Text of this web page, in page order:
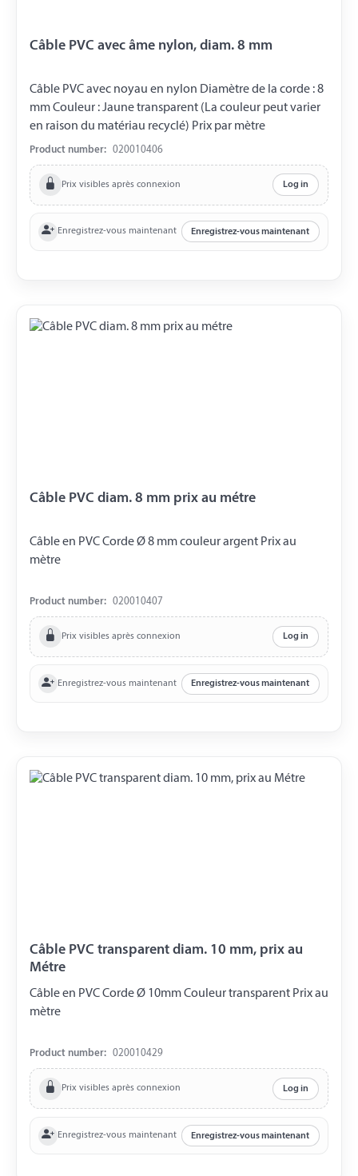
Câble PVC avec âme nylon, diam. 8 mm
Câble PVC avec noyau en nylon Diamètre de la corde : 8
mm Couleur : Jaune transparent (La couleur peut varier
en raison du matériau recyclé) Prix par mètre
Product number: 020010406
Prix visibles après connexion Log in
Enregistrez-vous maintenant Enregistrez-vous maintenant
Câble PVC diam. 8 mm prix au métre
Câble en PVC Corde Ø 8 mm couleur argent Prix ​​au
mètre
Product number: 020010407
Prix visibles après connexion Log in
Enregistrez-vous maintenant Enregistrez-vous maintenant
Câble PVC transparent diam. 10 mm, prix au
Métre
Câble en PVC Corde Ø 10mm Couleur transparent Prix ​​au
mètre
Product number: 020010429
Prix visibles après connexion Log in
Enregistrez-vous maintenant Enregistrez-vous maintenant